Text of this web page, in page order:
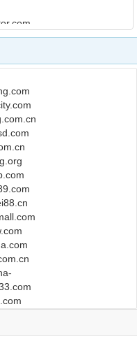
database is provided by
persons in obtaining
record.
a WHOIS query,
purposes and that,
(1) allow, enable, or
commercial
high volume,
(or its